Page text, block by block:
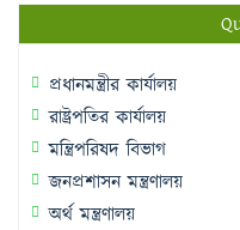
প্রধানমন্ত্রীর কার্যালয়
রাষ্ট্রপতির কার্যালয়
মন্ত্রিপরিষদ বিভাগ
জনপ্রশাসন মন্ত্রণালয়
অর্থ মন্ত্রণালয়